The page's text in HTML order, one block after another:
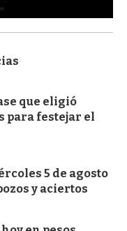
que eligió
para festejar el
5 de agosto
y aciertos